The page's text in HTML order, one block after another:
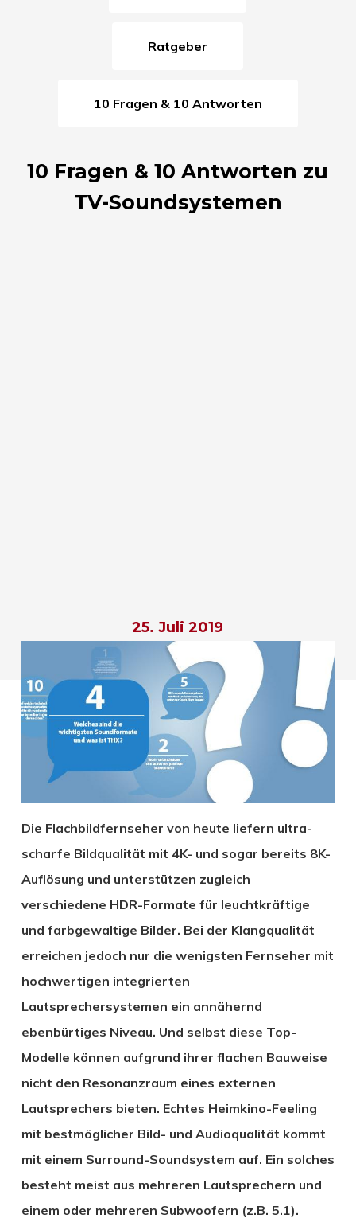
Ratgeber
10 Fragen & 10 Antworten
10 Fragen & 10 Antworten zu
TV-Soundsystemen
25. Juli 2019
Die Flachbildfernseher von heute liefern ultra-
scharfe Bildqualität mit 4K- und sogar bereits 8K-
Auflösung und unterstützen zugleich
verschiedene HDR-Formate für leuchtkräftige
und farbgewaltige Bilder. Bei der Klangqualität
erreichen jedoch nur die wenigsten Fernseher mit
hochwertigen integrierten
Lautsprechersystemen ein annähernd
ebenbürtiges Niveau. Und selbst diese Top-
Modelle können aufgrund ihrer flachen Bauweise
nicht den Resonanzraum eines externen
Lautsprechers bieten. Echtes Heimkino-Feeling
mit bestmöglicher Bild- und Audioqualität kommt
mit einem Surround-Soundsystem auf. Ein solches
besteht meist aus mehreren Lautsprechern und
einem oder mehreren Subwoofern (z.B. 5.1).